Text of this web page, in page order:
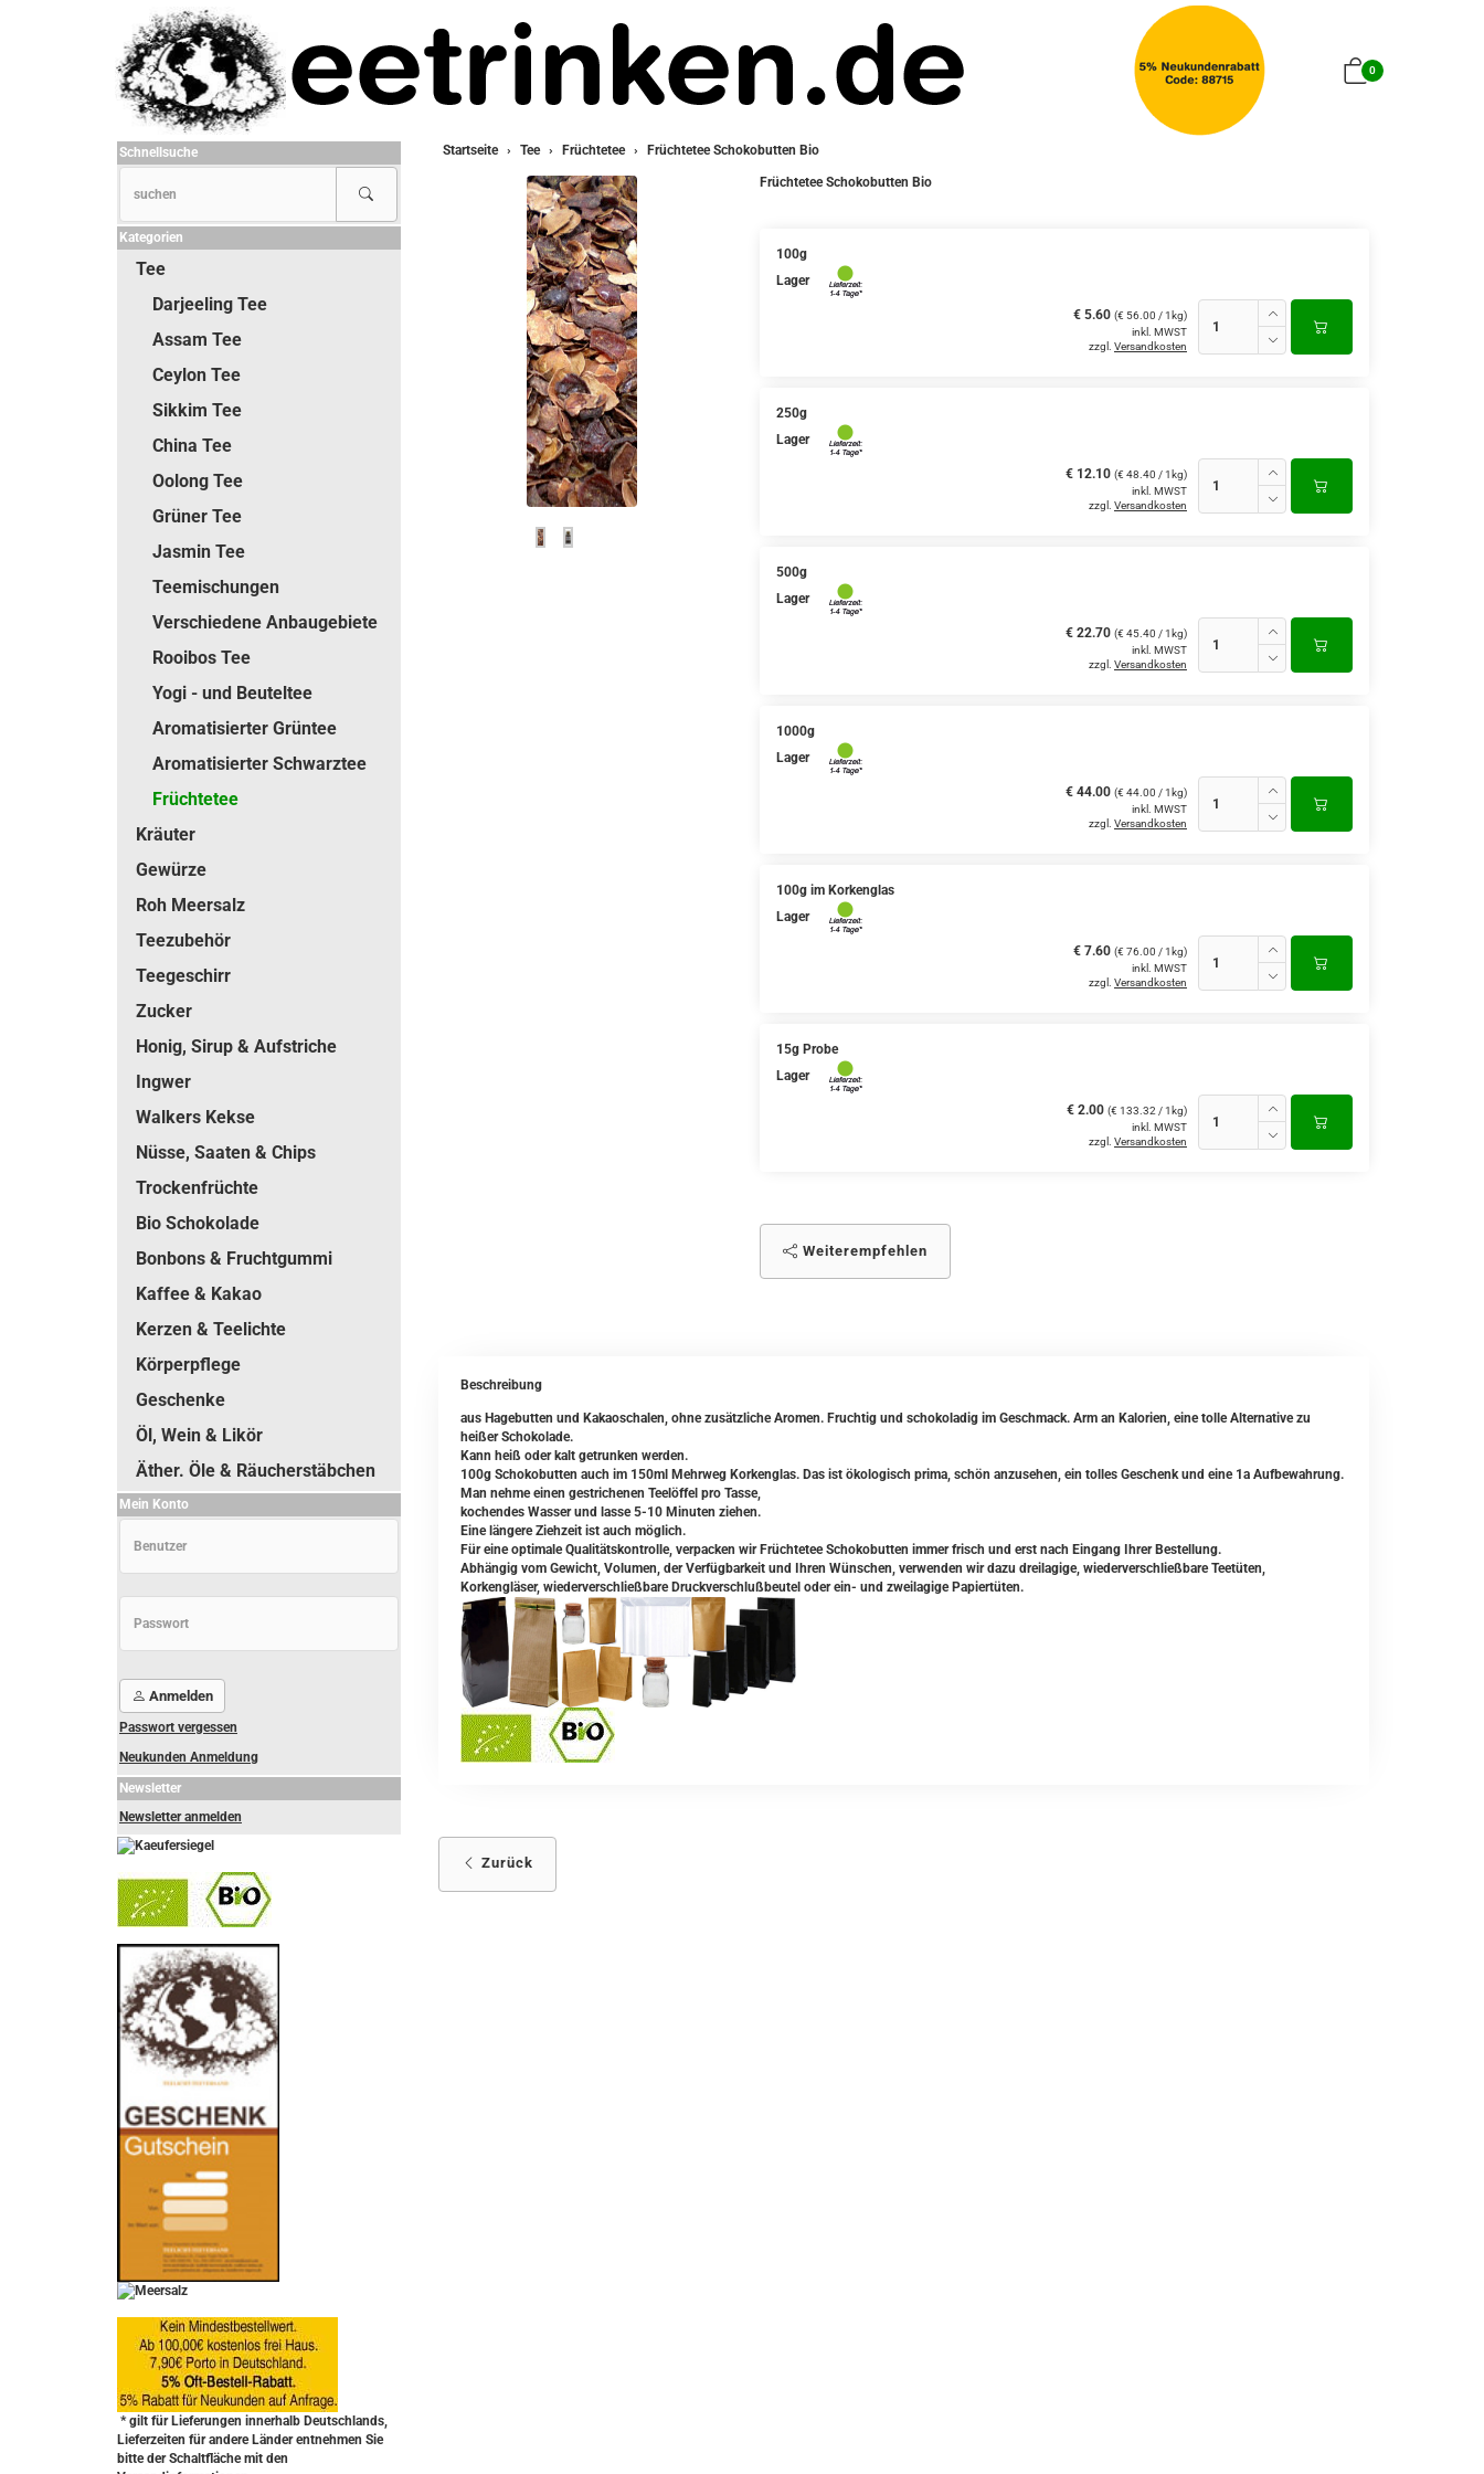
0
Startseite Tee Früchtetee Früchtetee Schokobutten Bio
Früchtetee Schokobutten Bio
100g
Lager
€ 5.60 (€ 56.00 / 1kg)
inkl. MWST
zzgl. Versandkosten
250g
Lager
€ 12.10 (€ 48.40 / 1kg)
inkl. MWST
zzgl. Versandkosten
500g
Lager
€ 22.70 (€ 45.40 / 1kg)
inkl. MWST
zzgl. Versandkosten
1000g
Lager
€ 44.00 (€ 44.00 / 1kg)
inkl. MWST
zzgl. Versandkosten
100g im Korkenglas
Lager
€ 7.60 (€ 76.00 / 1kg)
inkl. MWST
zzgl. Versandkosten
15g Probe
Lager
€ 2.00 (€ 133.32 / 1kg)
inkl. MWST
zzgl. Versandkosten
Weiterempfehlen
Beschreibung
aus Hagebutten und Kakaoschalen, ohne zusätzliche Aromen. Fruchtig und schokoladig im Geschmack. Arm an Kalorien, eine tolle Alternative zu
heißer Schokolade.
Kann heiß oder kalt getrunken werden.
100g Schokobutten auch im 150ml Mehrweg Korkenglas. Das ist ökologisch prima, schön anzusehen, ein tolles Geschenk und eine 1a Aufbewahrung.
Man nehme einen gestrichenen Teelöffel pro Tasse,
kochendes Wasser und lasse 5-10 Minuten ziehen.
Eine längere Ziehzeit ist auch möglich.
Für eine optimale Qualitätskontrolle, verpacken wir Früchtetee Schokobutten immer frisch und erst nach Eingang Ihrer Bestellung.
Abhängig vom Gewicht, Volumen, der Verfügbarkeit und Ihren Wünschen, verwenden wir dazu dreilagige, wiederverschließbare Teetüten,
Korkengläser, wiederverschließbare Druckverschlußbeutel oder ein- und zweilagige Papiertüten.
Zurück
Schnellsuche
Kategorien
Tee
Darjeeling Tee
Assam Tee
Ceylon Tee
Sikkim Tee
China Tee
Oolong Tee
Grüner Tee
Jasmin Tee
Teemischungen
Verschiedene Anbaugebiete
Rooibos Tee
Yogi - und Beuteltee
Aromatisierter Grüntee
Aromatisierter Schwarztee
Früchtetee
Kräuter
Gewürze
Roh Meersalz
Teezubehör
Teegeschirr
Zucker
Honig, Sirup & Aufstriche
Ingwer
Walkers Kekse
Nüsse, Saaten & Chips
Trockenfrüchte
Bio Schokolade
Bonbons & Fruchtgummi
Kaffee & Kakao
Kerzen & Teelichte
Körperpflege
Geschenke
Öl, Wein & Likör
Äther. Öle & Räucherstäbchen
Mein Konto
Anmelden
Passwort vergessen
Neukunden Anmeldung
Newsletter
Newsletter anmelden
* gilt für Lieferungen innerhalb Deutschlands,
Lieferzeiten für andere Länder entnehmen Sie
bitte der Schaltfläche mit den